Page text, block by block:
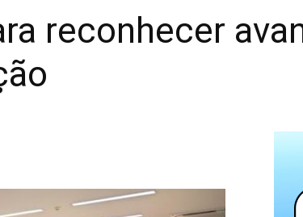
reconhecer